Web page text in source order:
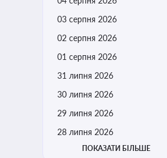
03 серпня 2026
02 серпня 2026
01 серпня 2026
31 липня 2026
30 липня 2026
29 липня 2026
28 липня 2026
ПОКАЗАТИ БІЛЬШЕ